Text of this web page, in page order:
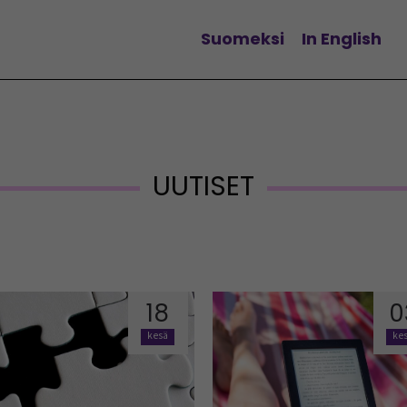
Change language
Suomeksi In English
UUTISET
18
kesä